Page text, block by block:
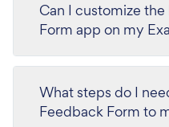
Can I customize
Form app on my
What steps do I
Feedback Form to